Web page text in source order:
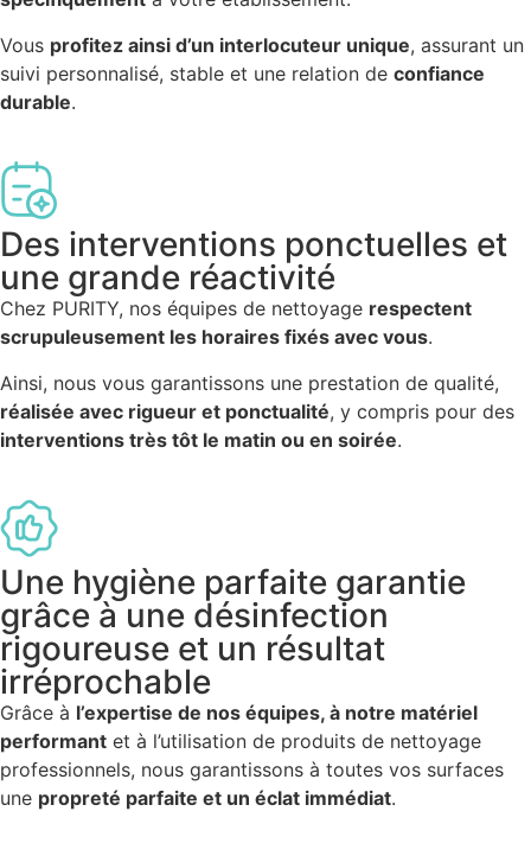
Vous profitez ainsi d’un interlocuteur unique, assurant un
suivi personnalisé, stable et une relation de confiance
durable.
Des interventions ponctuelles et
une grande réactivité
Chez PURITY, nos équipes de nettoyage respectent
scrupuleusement les horaires fixés avec vous.
Ainsi, nous vous garantissons une prestation de qualité,
réalisée avec rigueur et ponctualité, y compris pour des
interventions très tôt le matin ou en soirée.
Une hygiène parfaite garantie
grâce à une désinfection
rigoureuse et un résultat
irréprochable
Grâce à l’expertise de nos équipes, à notre matériel
performant et à l’utilisation de produits de nettoyage
professionnels, nous garantissons à toutes vos surfaces
une propreté parfaite et un éclat immédiat.